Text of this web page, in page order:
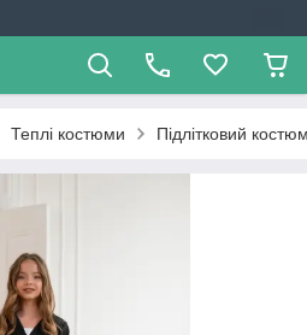
Теплі костюми Підлітковий